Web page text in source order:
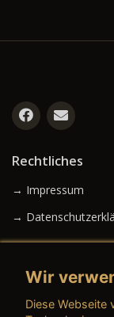
Rechtliches
→ Impressum
→
Wir
Diese Webseite